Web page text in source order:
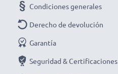
Condiciones generales
Derecho de devolución
Garantía
Seguridad & Certificaciones